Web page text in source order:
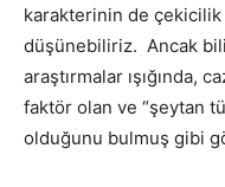
karakterinin de
düşünebiliriz. Ancak
araştırmalar ışığında,
faktör olan ve “şeytan
olduğunu bulmuş gibi